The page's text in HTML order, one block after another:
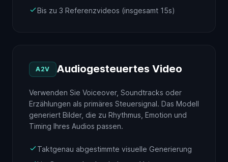
Bis zu 3 Referenzvideos (insgesamt 15s)
A2V Audiogesteuertes Video
Verwenden Sie Voiceover, Soundtracks oder
Erzählungen als primäres Steuersignal. Das Modell
generiert Bilder, die zu Rhythmus, Emotion und
Timing Ihres Audios passen.
Taktgenau abgestimmte visuelle Generierung